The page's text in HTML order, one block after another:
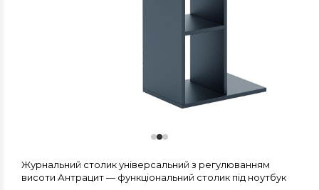
Журнальний столик універсальний з регулюванням
висоти Антрацит — функціональний столик під ноутбук